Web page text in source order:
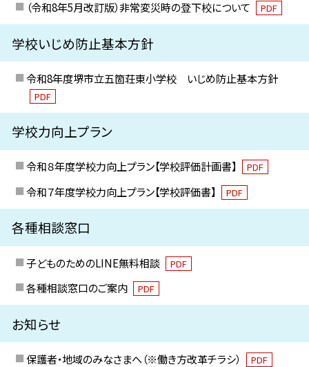
（令和8年5月改訂版）非常変災時の登下校について PDF
学校いじめ防止基本方針
令和8年度堺市立五箇荘東小学校 いじめ防止基本方針
PDF
学校力向上プラン
令和８年度学校力向上プラン【学校評価計画書】 PDF
令和７年度学校力向上プラン【学校評価書】 PDF
各種相談窓口
子どものためのLINE無料相談 PDF
各種相談窓口のご案内 PDF
お知らせ
保護者・地域のみなさまへ（※働き方改革チラシ） PDF